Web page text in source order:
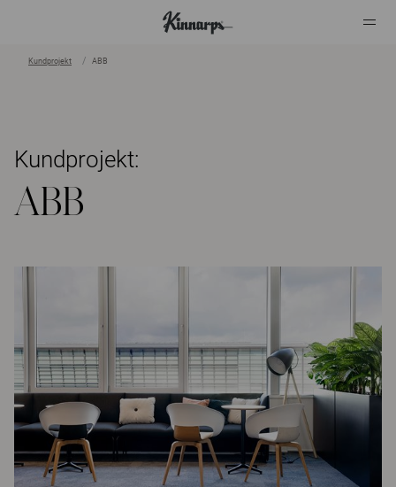
Kundprojekt ABB
Kundprojekt:
ABB